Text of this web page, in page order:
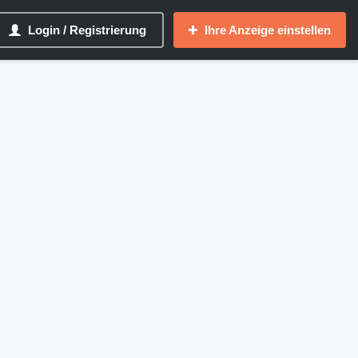
Login / Registrierung Ihre Anzeige einstellen